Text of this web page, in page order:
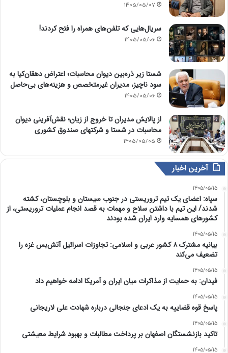
1405/05/07
سریال‌هایی که تلفن‌های همراه را فتح کردند!
1405/05/06
شستا زیر ذره‌بین دیوان محاسبات؛ اعتراض دهقان‌کیا به
سود ناچیز، مدیران غیرمتخصص و هزینه‌های بی‌حاصل
1405/05/06
از پالایش مدیران تا خروج از زیان؛ نقش‌آفرینی دیوان
محاسبات در شستا و شرکتهای صندوق کشوری
1405/05/05
آخرین اخبار
1405/05/15
سپاه: اعضای یک تیم تروریستی در جنوب سیستان و بلوچستان، کشته
شدند/ این تیم با داشتن سلاح و مهمات به قصد انجام عملیات تروریستی، از
کشورهای همسایه وارد ایران شده بودند
1405/05/15
بیانیه مشترک ۸ کشور عربی و اسلامی: تجاوزات اسرائیل آتش‌بس غزه را
تضعیف می‌کند
1405/05/15
فیدان: به حمایت از مذاکرات میان ایران و آمریکا ادامه خواهیم داد
1405/05/15
پاسخ قوه قضاییه به یک ادعای جنجالی درباره شهادت علی لاریجانی
1405/05/15
تاکید بازنشستگان اصفهان بر پرداخت مطالبات و بهبود شرایط معیشتی
1405/05/15